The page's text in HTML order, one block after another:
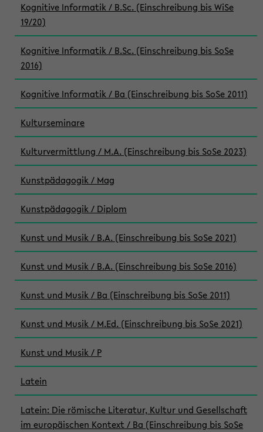
Kognitive Informatik / B.Sc. (Einschreibung bis WiSe
19/20)
Kognitive Informatik / B.Sc. (Einschreibung bis SoSe
2016)
Kognitive Informatik / Ba (Einschreibung bis SoSe 2011)
Kulturseminare
Kulturvermittlung / M.A. (Einschreibung bis SoSe 2023)
Kunstpädagogik / Mag
Kunstpädagogik / Diplom
Kunst und Musik / B.A. (Einschreibung bis SoSe 2021)
Kunst und Musik / B.A. (Einschreibung bis SoSe 2016)
Kunst und Musik / Ba (Einschreibung bis SoSe 2011)
Kunst und Musik / M.Ed. (Einschreibung bis SoSe 2021)
Kunst und Musik / P
Latein
Latein: Die römische Literatur, Kultur und Gesellschaft
im europäischen Kontext / Ba (Einschreibung bis SoSe